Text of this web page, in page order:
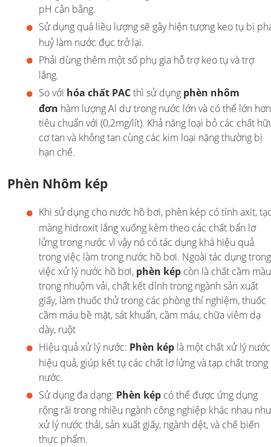
pH cân bằng.
Sử dụng quá liều lượng sẽ gây hiện tượng keo tụ bị
huỷ làm nước đục trở lại.
Phải dùng thêm một số phụ gia hỗ trợ keo tụ và trợ
lắng.
So với hóa chất PACthì sử dụng phèn nhôm
đơn hàm lượng Al dư trong nước lớn và có thể lớn hơn
tiêu chuẩn với (0,2mg/lít). Khả năng loại bỏ các chất
cơ tan và không tan cùng các kim loại nặng thường bị
hạn chế.
Phèn Nhôm kép
Khi sử dụng cho nước hồ bơi, phèn kép có tính axit,
màng hidroxit lắng xuống kèm theo các chất bẩn lơ
lửng trong nước vì vậy nó có tác dụng khá hiệu quả
trong việc làm trong nước hồ bơi. Ngoài tác dụng trong
việc xử lý nước hồ bơi, phèn kép còn là chất cầm màu
trong nhuộm vải, chất kết dính trong ngành sản xuất
giấy, làm thuốc thử trong các phòng thí nghiệm, thuốc
cầm máu bề mặt, sát khuẩn, cầm máu, chữa viêm dạ
dày, ruột
Hiệu quả xử lý nước: Phèn kép là một chất xử lý nước
hiệu quả, giúp kết tụ các chất lơ lửng và tạp chất trong
nước.
Sử dụng đa dạng: Phèn kép có thể được ứng dụng
rộng rãi trong nhiều ngành công nghiệp khác nhau như
xử lý nước thải, sản xuất giấy, ngành dệt, và chế biến
thực phẩm.